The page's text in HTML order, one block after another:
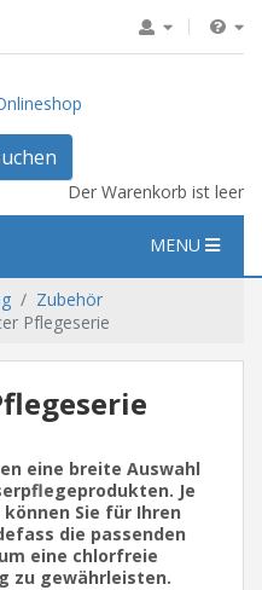
Der Warenkorb ist leer
MENU
Zubehör
Pflegeserie
eine breite Auswahl
Je
Sie für Ihren
die passenden
eine chlorfreie
zu gewährleisten.